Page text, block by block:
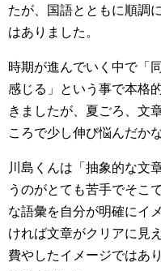
たが、国語とともに順調
はありました。
時期が進んでいく中で「
感じる」という事で本格
きましたが、夏ごろ、文
ころで少し伸び悩んだか
川島くんは「抽象的な文
うのがとても苦手でそこ
な語彙を自分が明確にイ
ければ文章がクリアに見
費やしたイメージではあ